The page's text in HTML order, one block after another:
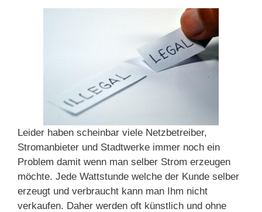
Leider haben scheinbar viele Netzbetreiber,
Stromanbieter und Stadtwerke immer noch ein
Problem damit wenn man selber Strom erzeugen
möchte. Jede Wattstunde welche der Kunde selber
erzeugt und verbraucht kann man Ihm nicht
verkaufen. Daher werden oft künstlich und ohne